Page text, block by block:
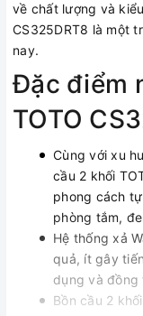
về chất lượng và
CS325DRT8 là một
nay.
Đặc điểm
TOTO
Cùng với xu
cầu 2 khối
phong cách
phòng tắm,
Hệ thống xả
quả, ít gây
dụng và đồng
Bồn cầu 2